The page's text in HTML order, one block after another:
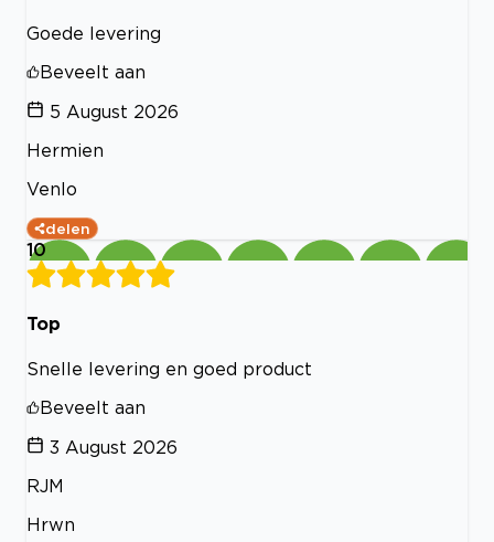
Goede levering
Beveelt aan
5 August 2026
Hermien
Venlo
delen
10
Top
Snelle levering en goed product
Beveelt aan
3 August 2026
RJM
Hrwn